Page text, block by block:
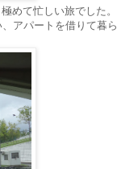
めて忙しい旅でした。
アパートを借りて暮ら